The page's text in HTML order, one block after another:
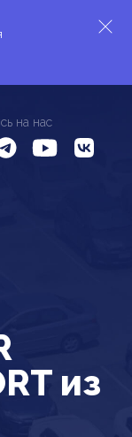
на нас
из